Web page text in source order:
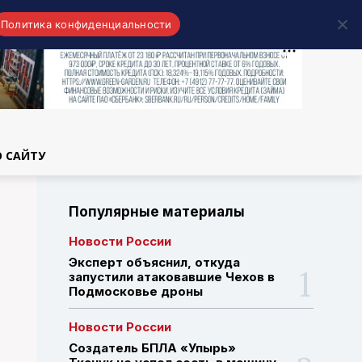
САЙТУ
Популярные материалы
Новости России
Эксперт объяснил, откуда
запустили атаковавшие Чехов в
Подмосковье дроны
Новости России
Создатель БПЛА «Упырь»
Политика конфиденциальности